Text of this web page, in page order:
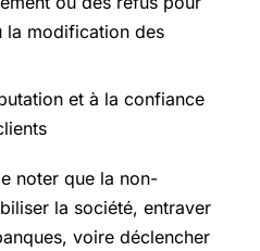
la modification des
et à la confiance
noter que la non-
la société, entraver
voire déclencher